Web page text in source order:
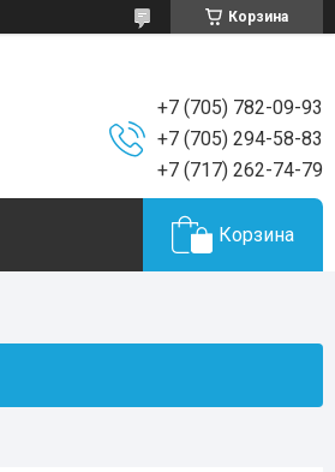
Корзина
+7 (705) 782-09-93
+7 (705) 294-58-83
+7 (717) 262-74-79
Корзина